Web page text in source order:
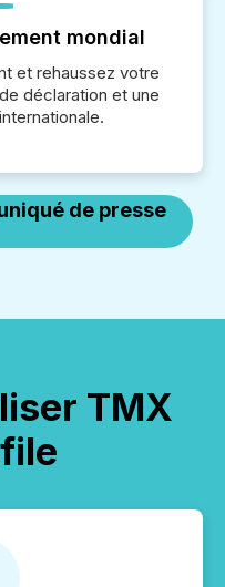
mondial
et rehaussez votre
déclaration et une
de presse
TMX